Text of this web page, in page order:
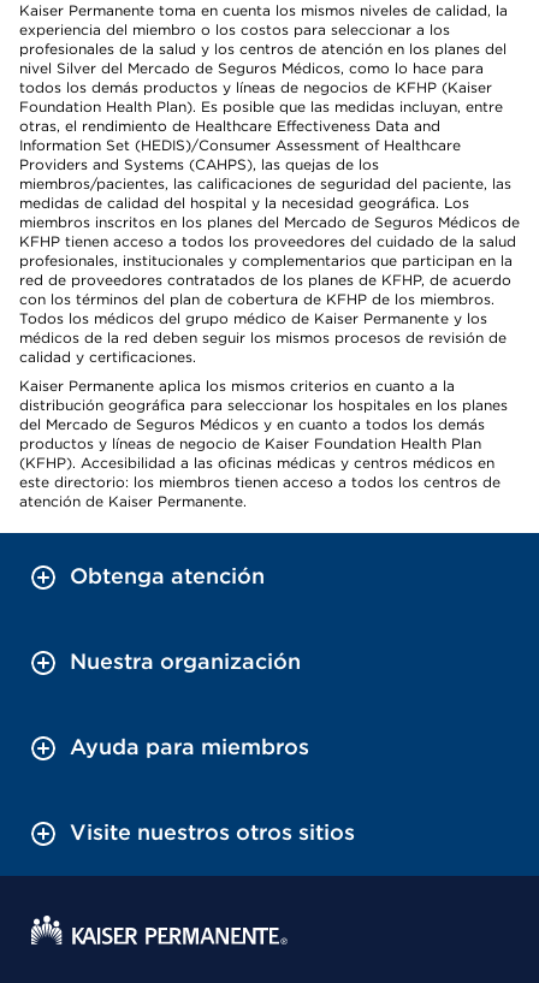
Kaiser Permanente toma en cuenta los mismos niveles de calidad, la
experiencia del miembro o los costos para seleccionar a los
profesionales de la salud y los centros de atención en los planes del
nivel Silver del Mercado de Seguros Médicos, como lo hace para
todos los demás productos y líneas de negocios de KFHP (Kaiser
Foundation Health Plan). Es posible que las medidas incluyan, entre
otras, el rendimiento de Healthcare Effectiveness Data and
Information Set (HEDIS)/Consumer Assessment of Healthcare
Providers and Systems (CAHPS), las quejas de los
miembros/pacientes, las calificaciones de seguridad del paciente, las
medidas de calidad del hospital y la necesidad geográfica. Los
miembros inscritos en los planes del Mercado de Seguros Médicos de
KFHP tienen acceso a todos los proveedores del cuidado de la salud
profesionales, institucionales y complementarios que participan en la
red de proveedores contratados de los planes de KFHP, de acuerdo
con los términos del plan de cobertura de KFHP de los miembros.
Todos los médicos del grupo médico de Kaiser Permanente y los
médicos de la red deben seguir los mismos procesos de revisión de
calidad y certificaciones.
Kaiser Permanente aplica los mismos criterios en cuanto a la
distribución geográfica para seleccionar los hospitales en los planes
del Mercado de Seguros Médicos y en cuanto a todos los demás
productos y líneas de negocio de Kaiser Foundation Health Plan
(KFHP). Accesibilidad a las oficinas médicas y centros médicos en
este directorio: los miembros tienen acceso a todos los centros de
atención de Kaiser Permanente.
Obtenga atención
Nuestra organización
Ayuda para miembros
Visite nuestros otros sitios